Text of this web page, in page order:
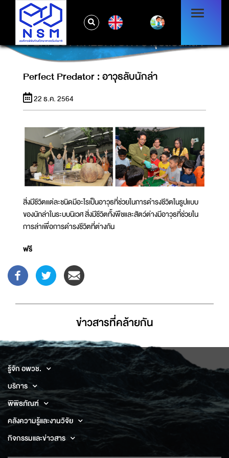
PERFECT PREDATOR : อาวุธลับนักล่า
Perfect Predator : อาวุธลับนักล่า
22 ธ.ค. 2564
สิ่งมีชีวิตแต่ละชนิดมีอะไรเป็นอาวุธที่ช่วยในการดำรงชีวิตในรูปแบบ
ของนักล่าในระบบนิเวศ สิ่งมีชีวิตทั้งพืชและสัตว์ต่างมีอาวุธที่ช่วยใน
การล่าเพื่อการดำรงชีวิตที่ต่างกัน
ฟรี
ข่าวสารที่่คล้ายกัน
รู้จัก อพวช.
บริการ
พิพิธภัณฑ์
คลังความรู้และงานวิจัย
กิจกรรมและข่าวสาร